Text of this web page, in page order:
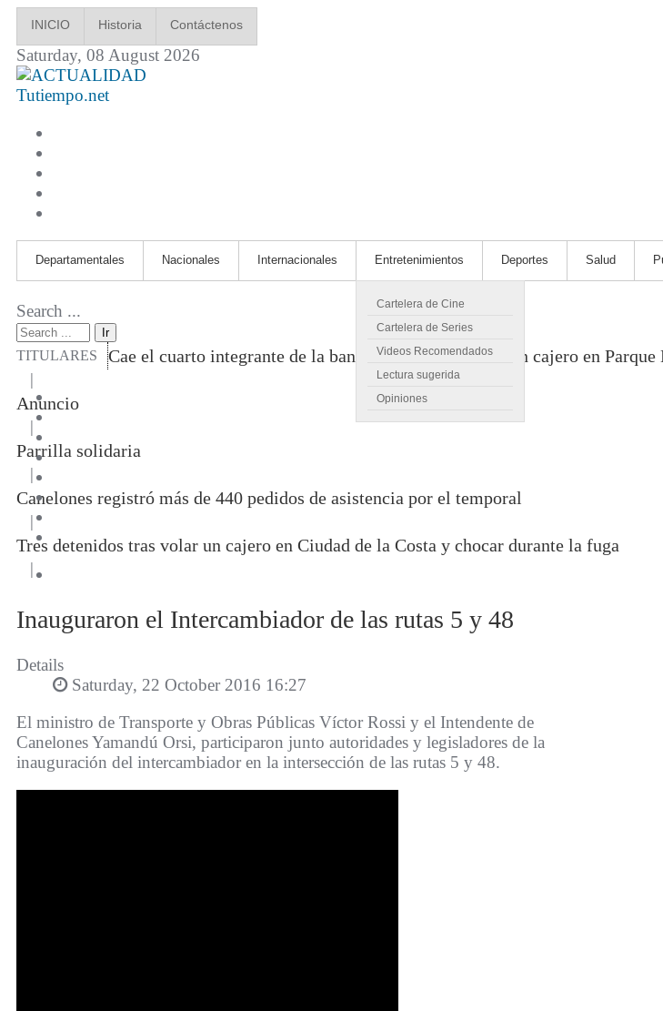
INICIO Historia Contáctenos
Saturday, 08 August 2026
Tutiempo.net
Departamentales Nacionales Internacionales Entretenimientos
Cartelera de Cine
Cartelera de Series
Videos Recomendados
Lectura sugerida
Opiniones
Deportes Salud
Search ...
Ir
TITULARES Cae el cuarto integrante de la banda que hizo explotar un cajero en
|
Anuncio
|
Parrilla solidaria
|
Canelones registró más de 440 pedidos de asistencia por el temporal
|
Tres detenidos tras volar un cajero en Ciudad de la Costa y chocar durante la fuga
|
Inauguraron el Intercambiador de las rutas 5 y 48
Details
Saturday, 22 October 2016 16:27
El ministro de Transporte y Obras Públicas Víctor Rossi y el Intendente de
Canelones Yamandú Orsi, participaron junto autoridades y legisladores de la
inauguración del intercambiador en la intersección de las rutas 5 y 48.